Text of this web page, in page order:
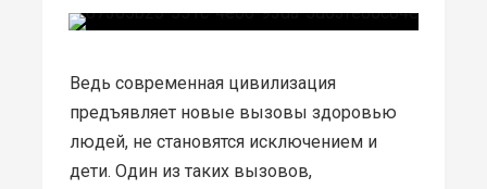
Ведь современная цивилизация
предъявляет новые вызовы здоровью
людей, не становятся исключением и
дети. Один из таких вызовов,